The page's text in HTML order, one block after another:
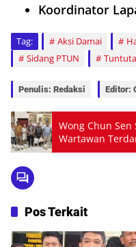
Koordinator
Tag: Aksi Damai
Sidang PTUN
Penulis: Redaksi Editor:
Wong Chun
Wartawan
Pos Terkait